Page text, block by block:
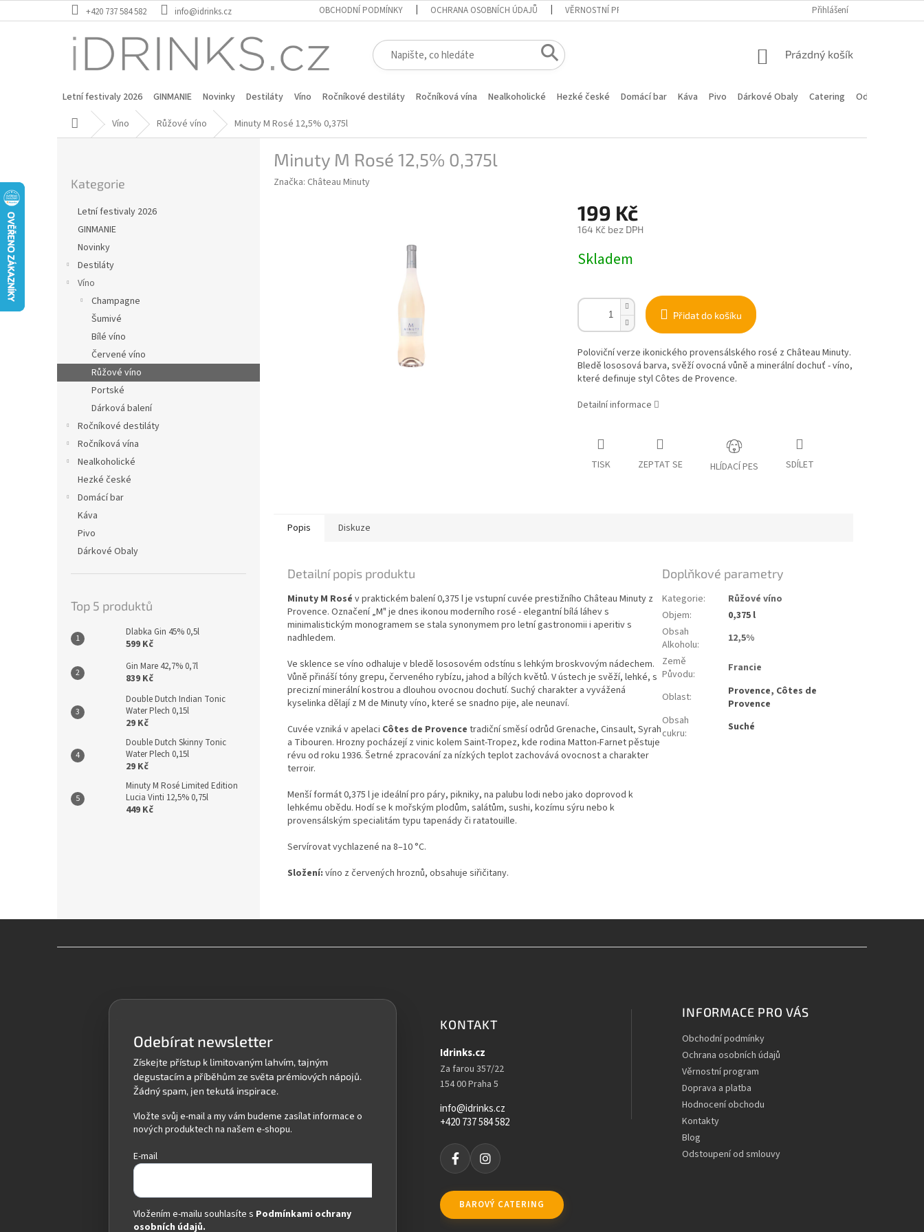
na
+420 737 584 582 info@idrinks.cz OBCHODNÍ PODMÍNKY OCHRANA OSOBNÍCH ÚDAJŮ VĚRNOSTNÍ PROGRAM HODNOCENÍ OBCHODU
Přihlášení
NÁKUPNÍ
Prázdný košík
Letní festivaly 2026 GINMANIE Novinky Destiláty Víno Ročníkové destiláty Ročníková vína Nealkoholické Hezké české Domácí bar Káva Pivo Dárkové Obaly Catering
Odstoupení od
Domů Víno Růžové víno Minuty M Rosé 12,5% 0,375l
kategorie
Kategorie
Letní festivaly 2026
GINMANIE
Novinky
Destiláty
Víno
Champagne
Šumivé
Bílé víno
Červené víno
Růžové víno
Portské
Dárková balení
Ročníkové destiláty
Ročníková vína
Nealkoholické
Hezké české
Domácí bar
Káva
Pivo
Dárkové Obaly
Top 5 produktů
Dlabka Gin 45% 0,5l
599 Kč
Gin Mare 42,7% 0,7l
839 Kč
Double Dutch Indian Tonic
Water Plech 0,15l
29 Kč
Double Dutch Skinny Tonic
Water Plech 0,15l
29 Kč
Minuty M Rosé Limited Edition
Lucia Vinti 12,5% 0,75l
449 Kč
Minuty M Rosé 12,5% 0,375l
Značka: Château Minuty
199 Kč
164 Kč bez DPH
cena:
Skladem
Přidat do košíku
Poloviční verze ikonického provensálského rosé z Château Minuty.
Bledě lososová barva, svěží ovocná vůně a minerální dochuť - víno,
které definuje styl Côtes de Provence.
Detailní informace
TISK ZEPTAT SE HLÍDACÍ PES SDÍLET
Popis Diskuze
Detailní popis produktu
Minuty M Rosé v praktickém balení 0,375 l je vstupní cuvée prestižního Château Minuty z
Provence. Označení „M" je dnes ikonou moderního rosé - elegantní bílá láhev s
minimalistickým monogramem se stala synonymem pro letní gastronomii i aperitiv s
nadhledem.
Ve sklence se víno odhaluje v bledě lososovém odstínu s lehkým broskvovým nádechem.
Vůně přináší tóny grepu, červeného rybízu, jahod a bílých květů. V ústech je svěží, lehké, s
precizní minerální kostrou a dlouhou ovocnou dochutí. Suchý charakter a vyvážená
kyselinka dělají z M de Minuty víno, které se snadno pije, ale neunaví.
Cuvée vzniká v apelaci Côtes de Provence tradiční směsí odrůd Grenache, Cinsault, Syrah
a Tibouren. Hrozny pocházejí z vinic kolem Saint-Tropez, kde rodina Matton-Farnet pěstuje
révu od roku 1936. Šetrné zpracování za nízkých teplot zachovává ovocnost a charakter
terroir.
Menší formát 0,375 l je ideální pro páry, pikniky, na palubu lodi nebo jako doprovod k
lehkému obědu. Hodí se k mořským plodům, salátům, sushi, kozímu sýru nebo k
provensálským specialitám typu tapenády či ratatouille.
Servírovat vychlazené na 8–10 °C.
Složení: víno z červených hroznů, obsahuje siřičitany.
Doplňkové parametry
Kategorie:
Růžové víno
Objem:
0,375 l
Obsah
Alkoholu:
12,5%
Země
Původu: Francie
Oblast:
Provence, Côtes de
Provence
Obsah
cukru: Suché
Odebírat newsletter
Vložte svůj e-mail a my vám budeme zasílat informace o
nových produktech na našem e-shopu.
E-mail
Vložením e-mailu souhlasíte s Podmínkami ochrany
osobních údajů.
KONTAKT
Idrinks.cz
Za farou 357/22
154 00 Praha 5
info@idrinks.cz
+420 737 584 582
BAROVÝ CATERING
INFORMACE PRO VÁS
Obchodní podmínky
Ochrana osobních údajů
Věrnostní program
Doprava a platba
Hodnocení obchodu
Kontakty
Blog
Odstoupení od smlouvy